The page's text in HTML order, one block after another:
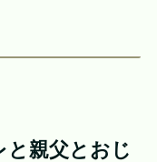
と親父とおじ